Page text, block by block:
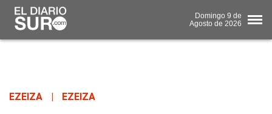
Domingo 9 de
Agosto de 2026
EZEIZA EZEIZA